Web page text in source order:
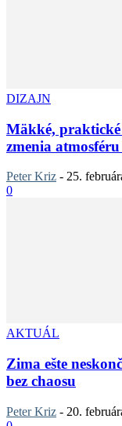
DIZAJN
Mäkké,
zmenia
Peter Kriz - 25.
0
AKTUÁL
Zima ešte
bez chaosu
Peter Kriz - 20.